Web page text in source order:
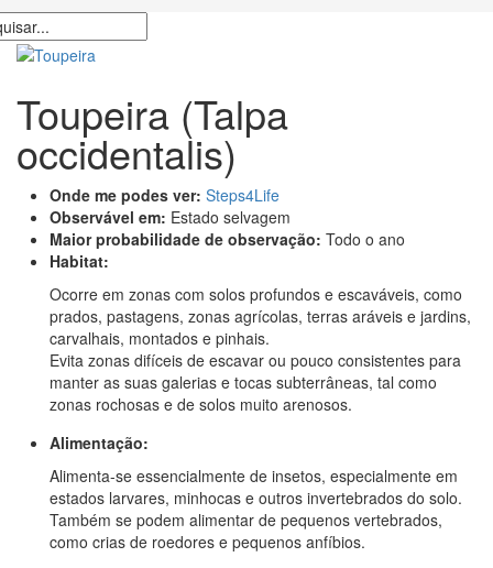
Toupeira (Talpa
occidentalis)
Onde me podes ver: Steps4Life
Observável em: Estado selvagem
Maior probabilidade de observação: Todo o ano
Habitat:
Ocorre em zonas com solos profundos e escaváveis, como
prados, pastagens, zonas agrícolas, terras aráveis e jardins,
carvalhais, montados e pinhais.
Evita zonas difíceis de escavar ou pouco consistentes para
manter as suas galerias e tocas subterrâneas, tal como
zonas rochosas e de solos muito arenosos.
Alimentação:
Alimenta-se essencialmente de insetos, especialmente em
estados larvares, minhocas e outros invertebrados do solo.
Também se podem alimentar de pequenos vertebrados,
como crias de roedores e pequenos anfíbios.